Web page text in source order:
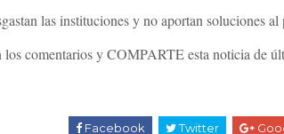
las instituciones y no aportan soluciones
comentarios y COMPARTE esta noticia de
Facebook Twitter